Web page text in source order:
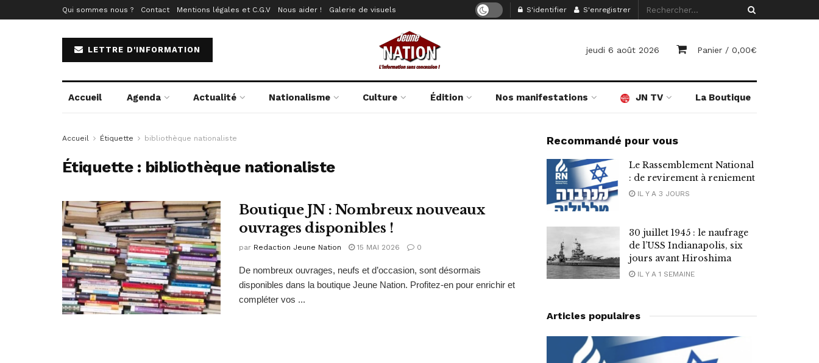
Qui sommes nous ? Contact Mentions légales et C.G.V Nous aider ! Galerie de visuels S'identifier S'enregistrer
LETTRE D'INFORMATION jeudi 6 août 2026 Panier / 0,00€
Accueil Agenda Actualité Nationalisme Culture Édition Nos manifestations JN TV La Boutique
Accueil Étiquette bibliothèque nationaliste
Étiquette : bibliothèque nationaliste
Boutique JN : Nombreux nouveaux
ouvrages disponibles !
par Redaction Jeune Nation 15 MAI 2026 0
De nombreux ouvrages, neufs et d’occasion, sont désormais
disponibles dans la boutique Jeune Nation. Profitez-en pour enrichir et
compléter vos ...
Recommandé pour vous
Le Rassemblement National
: de revirement à reniement
IL Y A 3 JOURS
30 juillet 1945 : le naufrage
de l’USS Indianapolis, six
jours avant Hiroshima
IL Y A 1 SEMAINE
Articles populaires